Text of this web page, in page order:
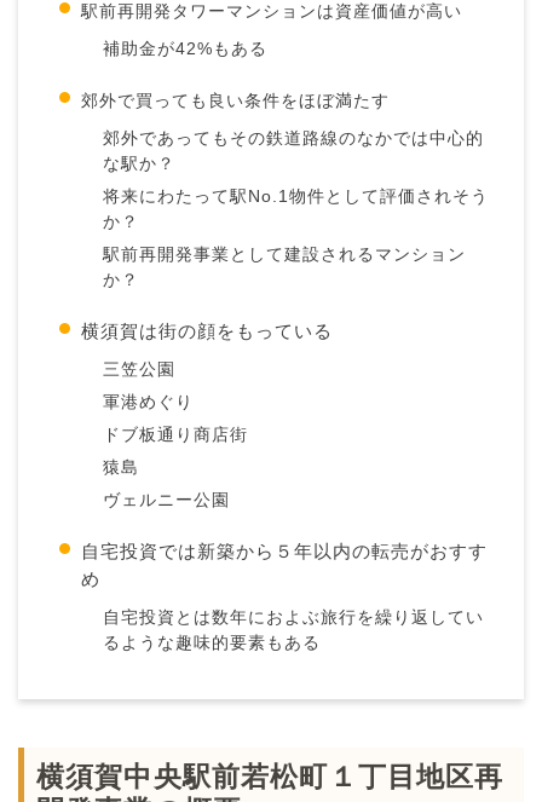
駅前再開発タワーマンションは資産価値が高い
補助金が42%もある
郊外で買っても良い条件をほぼ満たす
郊外であってもその鉄道路線のなかでは中心的
な駅か？
将来にわたって駅No.1物件として評価されそう
か？
駅前再開発事業として建設されるマンション
か？
横須賀は街の顔をもっている
三笠公園
軍港めぐり
ドブ板通り商店街
猿島
ヴェルニー公園
自宅投資では新築から５年以内の転売がおすす
め
自宅投資とは数年におよぶ旅行を繰り返してい
るような趣味的要素もある
横須賀中央駅前若松町１丁目地区再